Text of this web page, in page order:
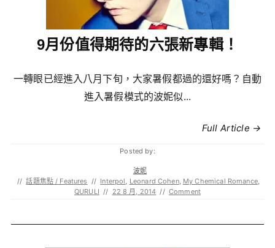
9月份值得期待的六張新專輯！
一轉眼已經進入八月下旬，大家暑假都過的還好嗎？自動
進入暑假模式的波妮似...
Full Article →
Posted by:
波妮
// 話題焦點 / Features // Interpol, Leonard Cohen, My Chemical Romance,
QURULI // 22 8 月, 2014 // Comment